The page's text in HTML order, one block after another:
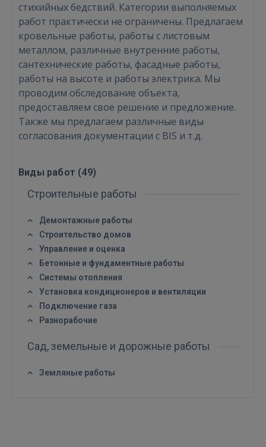
FACEBOOK
 Sign in with Apple
стихийных бедствий. Категории выполняемых
работ практически не ограничены. Предлагаем
кровельные работы, работы с листовым
металлом, различные внутренние работы,
сантехнические работы, фасадные работы,
работы на высоте и работы электрика. Мы
проводим обследование объекта,
предоставляем свое решение и предложение.
Также мы предлагаем различные виды
согласования документации с BIS и т.д.
Виды работ (49)
Строительные работы
Демонтажные работы
Строительство домов
Управление и оценка
Бетонные и фундаментные работы
Системы отопления
Установка кондиционеров и вентиляции
Подключение газа
Разнорабочие
Сад, земельные и дорожные работы
Земляные работы